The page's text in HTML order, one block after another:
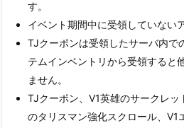
す。
イベント期間中に受領していない
TJクーポンは受領したサーバ内で
テムインベントリから受領すると
ません。
TJクーポン、V1英雄のサークレ
のタリスマン強化スクロール、V1